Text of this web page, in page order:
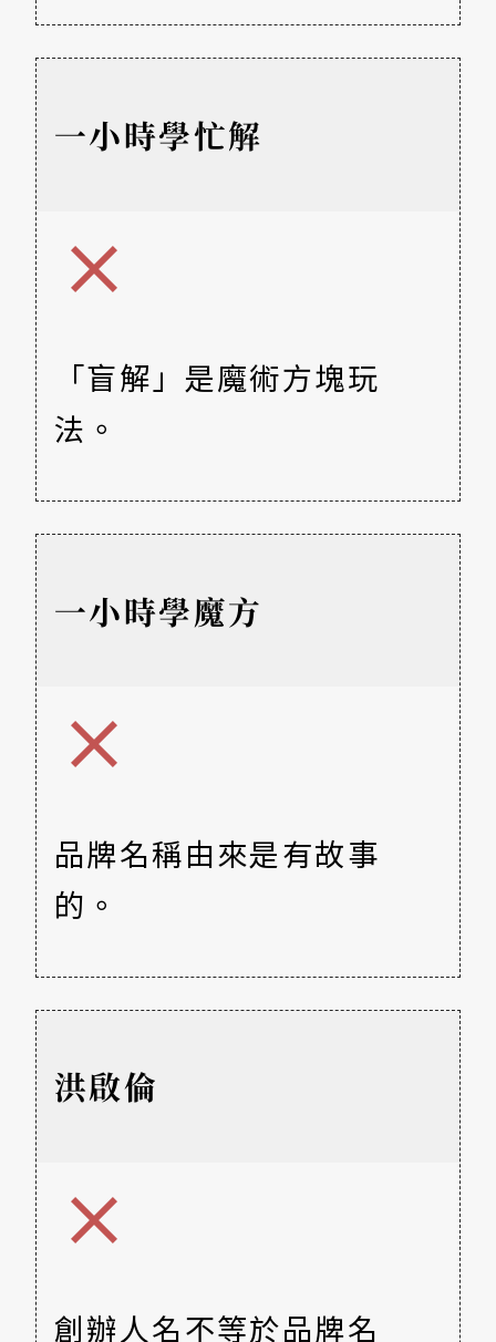
一小時學忙解
「盲解」是魔術方塊玩
法。
一小時學魔方
品牌名稱由來是有故事
的。
洪啟倫
創辦人名不等於品牌名